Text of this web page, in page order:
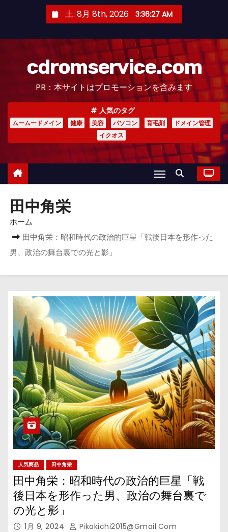
土. 8月 8th, 2026 3:36:28 AM
cdromservice.com
PR：本サイトはプロモーションを含みます
人気のタグ
ムームードメイン 健康 美容 パソコン 育毛剤
ドメイン管理
イクオス
田中角栄
ホーム
田中角栄：昭和時代の政治的巨星「戦後日本を形作った
男、政治の舞台裏での光と影」
人気商品 田中角栄
田中角栄：昭和時代の政治的巨星「戦
後日本を形作った男、政治の舞台裏で
の光と影」
1月 9, 2024 Pikakichi2015@gmail.com